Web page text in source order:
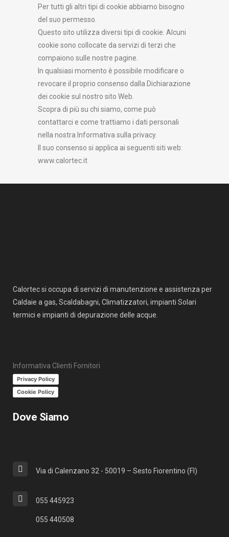
Per tutti gli altri tipi di cookie abbiamo bisogno
del suo permesso.
Questo sito utilizza diversi tipi di cookie. Alcuni
cookie sono collocate da servizi di terzi che
compaiono sulle nostre pagine.
In qualsiasi momento è possibile modificare o
revocare il proprio consenso dalla Dichiarazione
dei cookie sul nostro sito Web.
Scopra di più su chi siamo, come può
contattarci e come trattiamo i dati personali
nella nostra Informativa sulla privacy.
Il suo consenso si applica ai seguenti siti web:
www.calortec.it
Calortec si occupa di servizi di manutenzione e assistenza per
Caldaie a gas, Scaldabagni, Climatizzatori, impianti Solari
termici e impianti di depurazione delle acque.
Informativa Clienti Fornitori
Privacy Policy
Cookie Policy
Dove Siamo
Via di Calenzano 32 - 50019 – Sesto Fiorentino (FI)
055 445923
055 440508